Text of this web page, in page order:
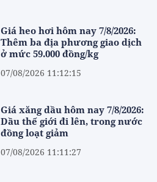
Giá heo hơi hôm nay 7/8/2026:
Thêm ba địa phương giao dịch
ở mức 59.000 đồng/kg
07/08/2026 11:12:15
Giá xăng dầu hôm nay 7/8/2026:
Dầu thế giới đi lên, trong nước
đồng loạt giảm
07/08/2026 11:11:27